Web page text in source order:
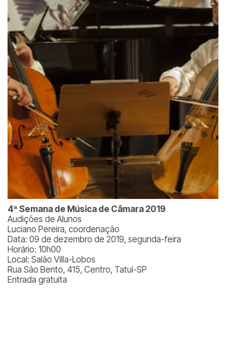
4ª Semana de Música de Câmara 2019
Audições de Alunos
Luciano Pereira, coordenação
Data: 09 de dezembro de 2019, segunda-feira
Horário: 10h00
Local: Salão Villa-Lobos
Rua São Bento, 415, Centro, Tatuí-SP
Entrada gratuita